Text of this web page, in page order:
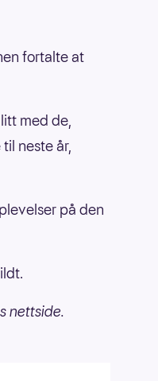
fortalte at
med de,
neste år,
på den
nettside.